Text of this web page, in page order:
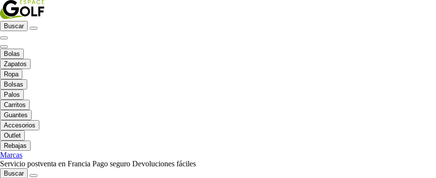
Buscar
Bolas
Zapatos
Ropa
Bolsas
Palos
Carritos
Guantes
Accesorios
Outlet
Rebajas
Marcas
Servicio postventa en Francia Pago seguro Devoluciones fáciles
Buscar